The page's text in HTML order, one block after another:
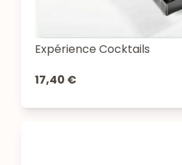
Expérience Cocktails
17,40 €